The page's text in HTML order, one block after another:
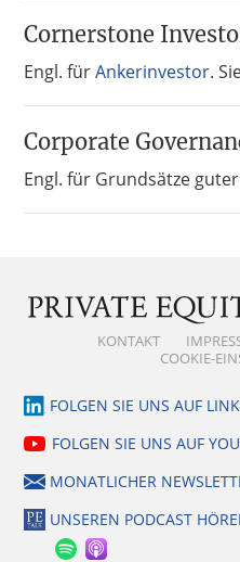
Cornerstone
Engl. fürAnkerinvestor.
Corporate
Engl. für Grundsätze
KONTAKT
COOKIE-
FOLGEN SIE UNS AUF
FOLGEN SIE UNS AUF
MONATLICHER
UNSEREN PODCAST